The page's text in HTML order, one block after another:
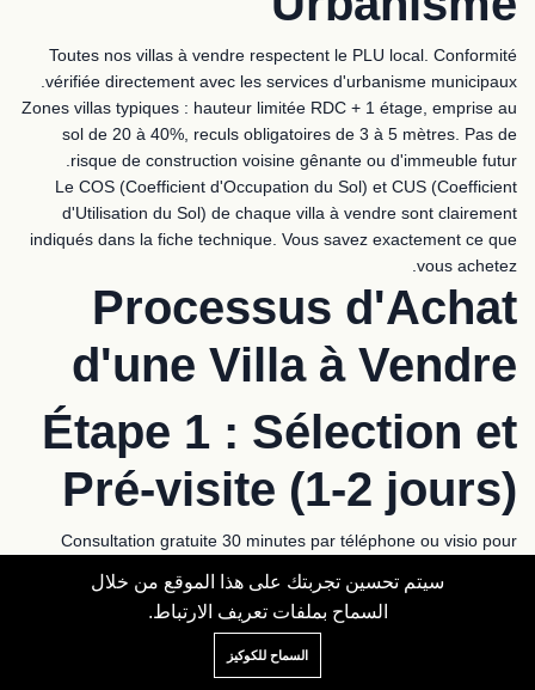
Toutes nos villas à vendre respectent le PLU local. Conformité
vérifiée directement avec les services d'urbanisme municipaux.
Zones villas typiques : hauteur limitée RDC + 1 étage, emprise au
sol de 20 à 40%, reculs obligatoires de 3 à 5 mètres. Pas de
risque de construction voisine gênante ou d'immeuble futur.
Le COS (Coefficient d'Occupation du Sol) et CUS (Coefficient
d'Utilisation du Sol) de chaque villa à vendre sont clairement
indiqués dans la fiche technique. Vous savez exactement ce que
vous achetez.
Processus d'Achat
d'une Villa à Vendre
Étape 1 : Sélection et
Pré-visite (1-2 jours)
Consultation gratuite 30 minutes par téléphone ou visio pour
préférée, objectif locatif.
Nous sélectionnons 5 à 10 villas à vendre correspondant
exactement à votre profil. Envoi des fiches détaillées : photos HD,
plans, diagnostics techniques, rentabilité prévisionnelle. Visite
سيتم تحسين تجربتك على هذا الموقع من خلال
السماح بملفات تعريف الارتباط.
السماح للكوكيز